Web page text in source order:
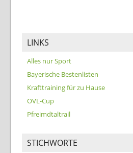
LINKS
Alles nur Sport
Bayerische Bestenlisten
Krafttraining für zu Hause
OVL-Cup
Pfreimdtaltrail
STICHWORTE